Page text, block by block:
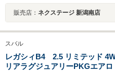
販売店： ネクステージ 新潟南店
スバル
レガシィB4 2.5 リミテッド
リアラグジュアリーPKGエア